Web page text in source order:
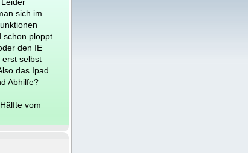
sich im
schon ploppt
den IE
erst selbst
das Ipad
Abhilfe?
vom